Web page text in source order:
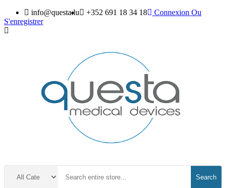
info@questa.lu +352 691 18 34 18 Connexion Ou
S'enregistrer
Search